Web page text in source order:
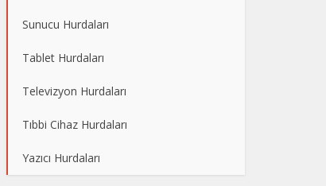
Sunucu Hurdaları
Tablet Hurdaları
Televizyon Hurdaları
Tıbbi Cihaz Hurdaları
Yazıcı Hurdaları